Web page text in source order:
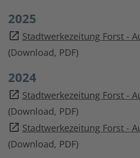
2025
Stadtwerkezeitung Forst -
(Download, PDF)
2024
Stadtwerkezeitung Forst -
(Download, PDF)
Stadtwerkezeitung Forst -
(Download, PDF)